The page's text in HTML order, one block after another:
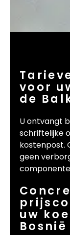
voor
de
U ontvangt
schriftelijke
kostenpost.
geen
uw